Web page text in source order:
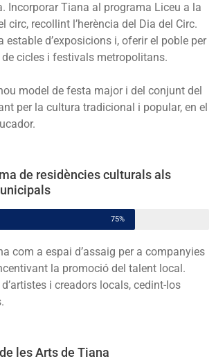
Incorporar Tiana al programa Liceu a la
circ, recollint l’herència del Dia del Circ.
estable d’exposicions i, oferir el poble per
cicles i festivals metropolitans.
model de festa major i del conjunt del
per la cultura tradicional i popular, en el
de residències culturals als
75%
com a espai d’assaig per a companyies
la promoció del talent local.
i creadors locals, cedint-los
les Arts de Tiana